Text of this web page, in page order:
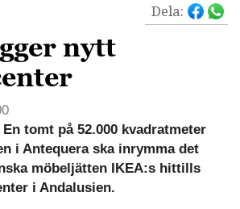
Dela:
nytt
En tomt på 52.000 kvadratmeter
i Antequera ska inrymma det
möbeljätten IKEA:s hittills
i Andalusien.